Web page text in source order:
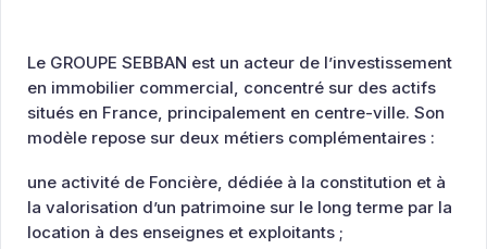
Le GROUPE SEBBAN est un acteur de l’investissement
en immobilier commercial, concentré sur des actifs
situés en France, principalement en centre-ville. Son
modèle repose sur deux métiers complémentaires :
une activité de Foncière, dédiée à la constitution et à
la valorisation d’un patrimoine sur le long terme par la
location à des enseignes et exploitants ;